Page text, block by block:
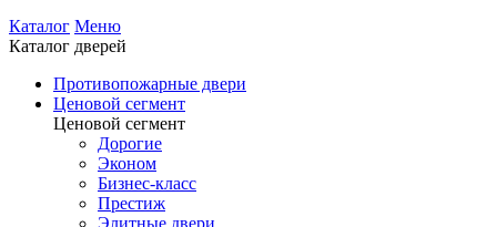
Каталог Меню
Каталог дверей
Противопожарные двери
Ценовой сегмент
Ценовой сегмент
Дорогие
Эконом
Бизнес-класс
Престиж